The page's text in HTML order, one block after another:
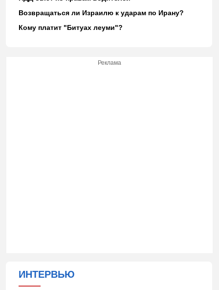
Возвращаться ли Израилю к ударам по Ирану?
Кому платит "Битуах леуми"?
Реклама
ИНТЕРВЬЮ